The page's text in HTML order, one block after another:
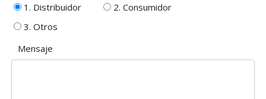
1. Distribuidor
2. Consumidor
3. Otros
Mensaje